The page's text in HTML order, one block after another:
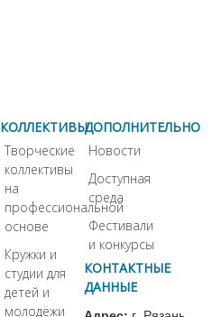
КОЛЛЕКТИВЫ
Творческие
коллективы
на
профессиональной
основе
Кружки и
студии для
детей и
молодёжи
ДОПОЛНИТЕЛЬНО
Новости
Доступная
среда
Фестивали
и конкурсы
КОНТАКТНЫЕ
ДАННЫЕ